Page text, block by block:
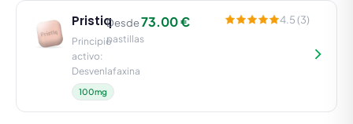
Pristiq
Principio
activo:
Desvenlafaxina
100mg
Desde73.00 €
pastillas
4.5 (3)